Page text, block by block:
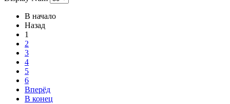
В начало
Назад
1
2
3
4
5
6
Вперёд
В конец